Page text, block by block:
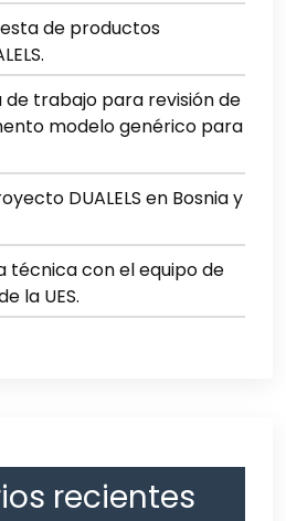
de productos
de trabajo para revisión de
modelo genérico para
DUALELS en Bosnia y
técnica con el equipo de
la UES.
recientes